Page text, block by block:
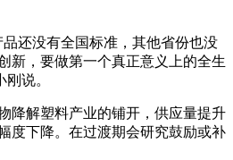
还没有全国标准，其他省份也没
新，要做第一个真正意义上的全生
说。
降解塑料产业的铺开，供应量提升
度下降。在过渡期会研究鼓励或补